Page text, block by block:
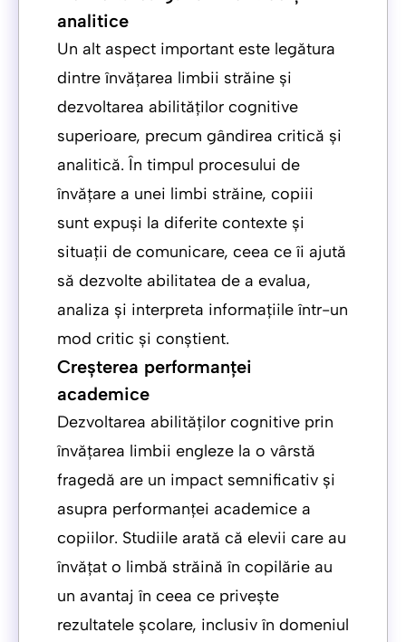
analitice
Un alt aspect important este legătura
dintre învățarea limbii străine și
dezvoltarea abilităților cognitive
superioare, precum gândirea critică și
analitică. În timpul procesului de
învățare a unei limbi străine, copiii
sunt expuși la diferite contexte și
situații de comunicare, ceea ce îi ajută
să dezvolte abilitatea de a evalua,
analiza și interpreta informațiile într-un
mod critic și conștient.
Creșterea performanței
academice
Dezvoltarea abilităților cognitive prin
învățarea limbii engleze la o vârstă
fragedă are un impact semnificativ și
asupra performanței academice a
copiilor. Studiile arată că elevii care au
învățat o limbă străină în copilărie au
un avantaj în ceea ce privește
rezultatele școlare, inclusiv în domeniul